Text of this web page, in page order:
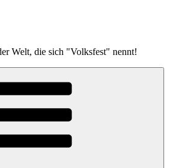
Welt, die sich "Volksfest" nennt!